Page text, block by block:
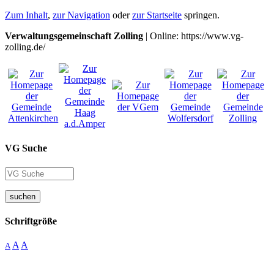
Zum Inhalt, zur Navigation oderzur Startseite springen.
Verwaltungsgemeinschaft Zolling | Online: https://www.vg-
zolling.de/
VG Suche
suchen
Schriftgröße
A A A